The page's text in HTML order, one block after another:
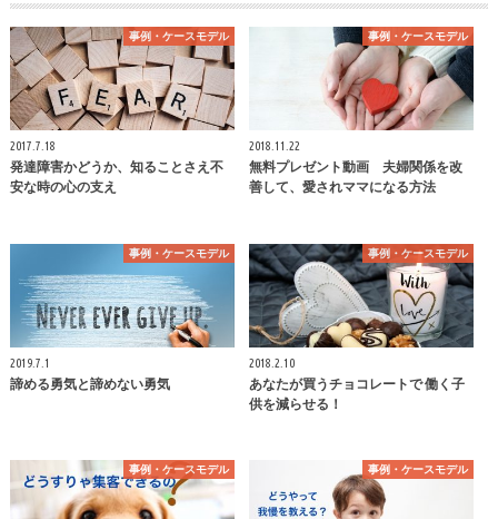
事例・ケースモデル
2017.7.18
発達障害かどうか、知ることさえ不
安な時の心の支え
事例・ケースモデル
2018.11.22
無料プレゼント動画 夫婦関係を改
善して、愛されママになる方法
事例・ケースモデル
2019.7.1
諦める勇気と諦めない勇気
事例・ケースモデル
2018.2.10
あなたが買うチョコレートで 働く子
供を減らせる！
事例・ケースモデル 事例・ケースモデル